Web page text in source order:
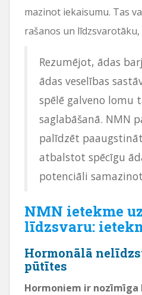
mazinot iekaisumu. Tas
rašanos un līdzsvarotāku,
Rezumējot, ādas
ādas veselības
spēlē galveno lomu
saglabāšanā. NMN
palīdzēt
atbalstot spēcīgu
potenciāli
NMN ietekme
līdzsvaru:
Hormonālā
pūtītes
Hormoniem ir